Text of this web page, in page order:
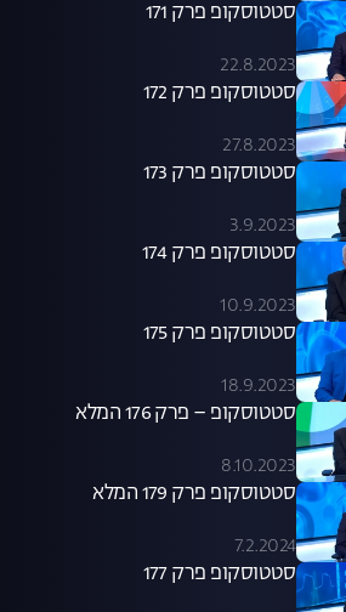
סטטוסקופ פרק 171
22.8.2023
סטטוסקופ פרק 172
27.8.2023
סטטוסקופ פרק 173
3.9.2023
סטטוסקופ פרק 174
10.9.2023
סטטוסקופ פרק 175
18.9.2023
סטטוסקופ – פרק 176 המלא
8.10.2023
סטטוסקופ פרק 179 המלא
7.2.2024
סטטוסקופ פרק 177